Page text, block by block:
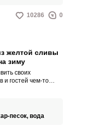
10286 0
желтой сливы
зиму
своих
и гостей чем-то
яблок и дыни!
фруктов выбран не
песок, вода